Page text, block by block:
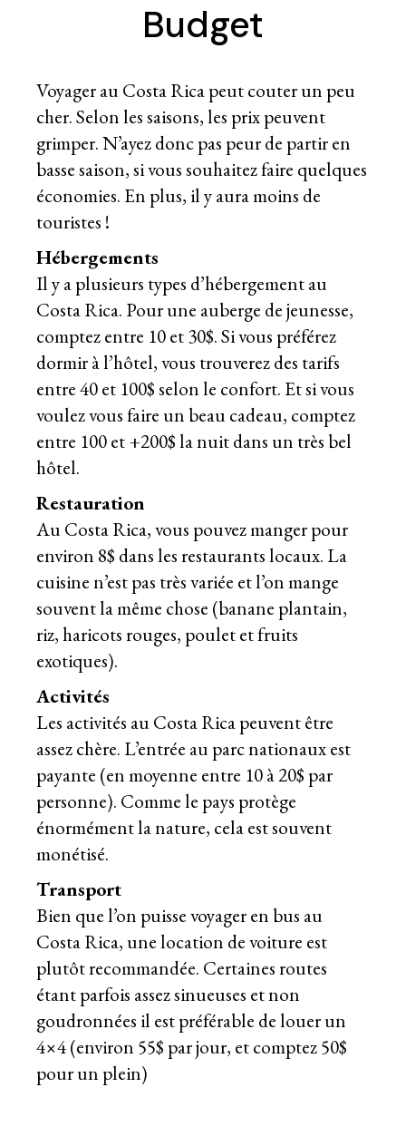
Budget
Voyager au Costa Rica peut couter un peu
cher. Selon les saisons, les prix peuvent
grimper. N’ayez donc pas peur de partir en
basse saison, si vous souhaitez faire quelques
économies. En plus, il y aura moins de
touristes !
Hébergements
Il y a plusieurs types d’hébergement au
Costa Rica. Pour une auberge de jeunesse,
comptez entre 10 et 30$. Si vous préférez
dormir à l’hôtel, vous trouverez des tarifs
entre 40 et 100$ selon le confort. Et si vous
voulez vous faire un beau cadeau, comptez
entre 100 et +200$ la nuit dans un très bel
hôtel.
Restauration
Au Costa Rica, vous pouvez manger pour
environ 8$ dans les restaurants locaux. La
cuisine n’est pas très variée et l’on mange
souvent la même chose (banane plantain,
riz, haricots rouges, poulet et fruits
exotiques).
Activités
Les activités au Costa Rica peuvent être
assez chère. L’entrée au parc nationaux est
payante (en moyenne entre 10 à 20$ par
personne). Comme le pays protège
énormément la nature, cela est souvent
monétisé.
Transport
Bien que l’on puisse voyager en bus au
Costa Rica, une location de voiture est
plutôt recommandée. Certaines routes
étant parfois assez sinueuses et non
goudronnées il est préférable de louer un
4×4 (environ 55$ par jour, et comptez 50$
pour un plein)